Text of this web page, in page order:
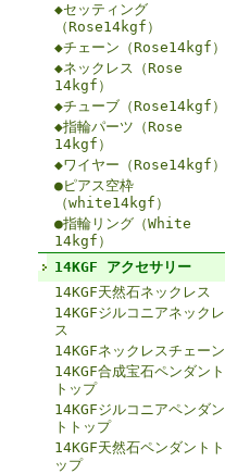
◆セッティング
（Rose14kgf）
◆チェーン（Rose14kgf）
◆ネックレス（Rose
14kgf）
◆チューブ（Rose14kgf）
◆指輪パーツ（Rose
14kgf）
◆ワイヤー（Rose14kgf）
●ピアス空枠
（white14kgf）
●指輪リング（White
14kgf）
14KGF アクセサリー
14KGF天然石ネックレス
14KGFジルコニアネックレ
ス
14KGFネックレスチェーン
14KGF合成宝石ペンダント
トップ
14KGFジルコニアペンダン
トトップ
14KGF天然石ペンダントト
ップ